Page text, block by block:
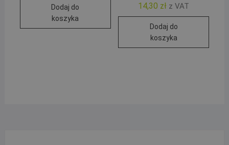
Dodaj do
koszyka
14,30 zł z VAT
Dodaj do
koszyka